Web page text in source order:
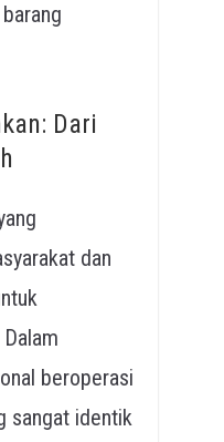
Dari
dan
beroperasi
sangat identik